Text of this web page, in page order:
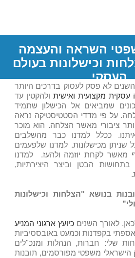
השראה והעצמה
וכישלונות בעולם
העסקי
דף ראשי / בלוג /
, יעוץ אסטרטגי,יעוץ ארגוני, משבר - הבראה - צמיחה
עסקי,ציטוטים, משפטי השראה והעצמה
לא פסק לעסוק בדרכים היותר
עסקית מקצועית ואישית ולהקטין עד
שמביאים אל הכישלון שתמיד
על פי מדדי הסטטיסטיקה נראה
ציבורי מאשר הצלחה. הוא מוכר
ככלל למדנו כבר מהשלבים
שניתן מכישלונות. למדנו שלפעמים
מאשר לקחת יוזמה ולהעז. למדנו
הבטן וביצר היצירתיות,
בנושא "הצלחות וכישלונות
לאורך השנים כיועץ ארגוני המניע
בקפדנות וכמעט באובססיביות
שלי: חברות, הנהלות ומנכ"לים
הישראלי משפטי מפורסמים, תובנות